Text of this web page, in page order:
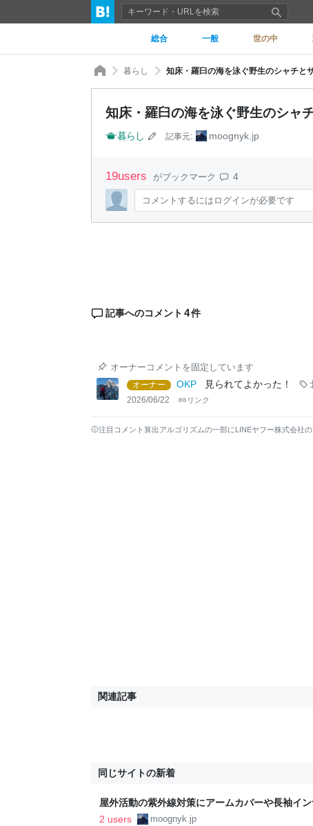
総合 一般 世の中
暮らし 知床・羅臼の海を泳ぐ野生のシャチと
知床・羅臼の海を泳ぐ野生のシャ
暮らし 記事元: moognyk.jp
19users がブックマーク 4
コメントするにはログインが必要です
記事へのコメント 4件
オーナーコメントを固定しています
オーナー OKP 見られてよかった！
2026/06/22 リンク
注目コメント算出アルゴリズムの一部にLINEヤフー株式会社
関連記事
同じサイトの新着
屋外活動の紫外線対策にアームカバーや長袖イ
った - I AM A DOG
2 users moognyk.jp